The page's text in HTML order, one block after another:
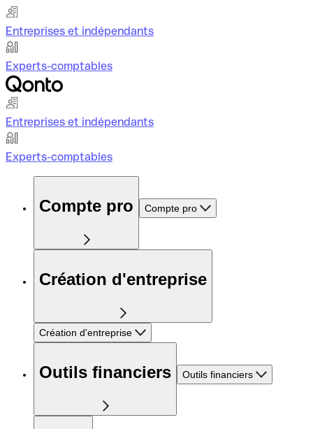
Entreprises et indépendants
Experts-comptables
Entreprises et indépendants
Experts-comptables
Compte pro Compte pro
Création d'entreprise
Création d'entreprise
Outils financiers Outils financiers